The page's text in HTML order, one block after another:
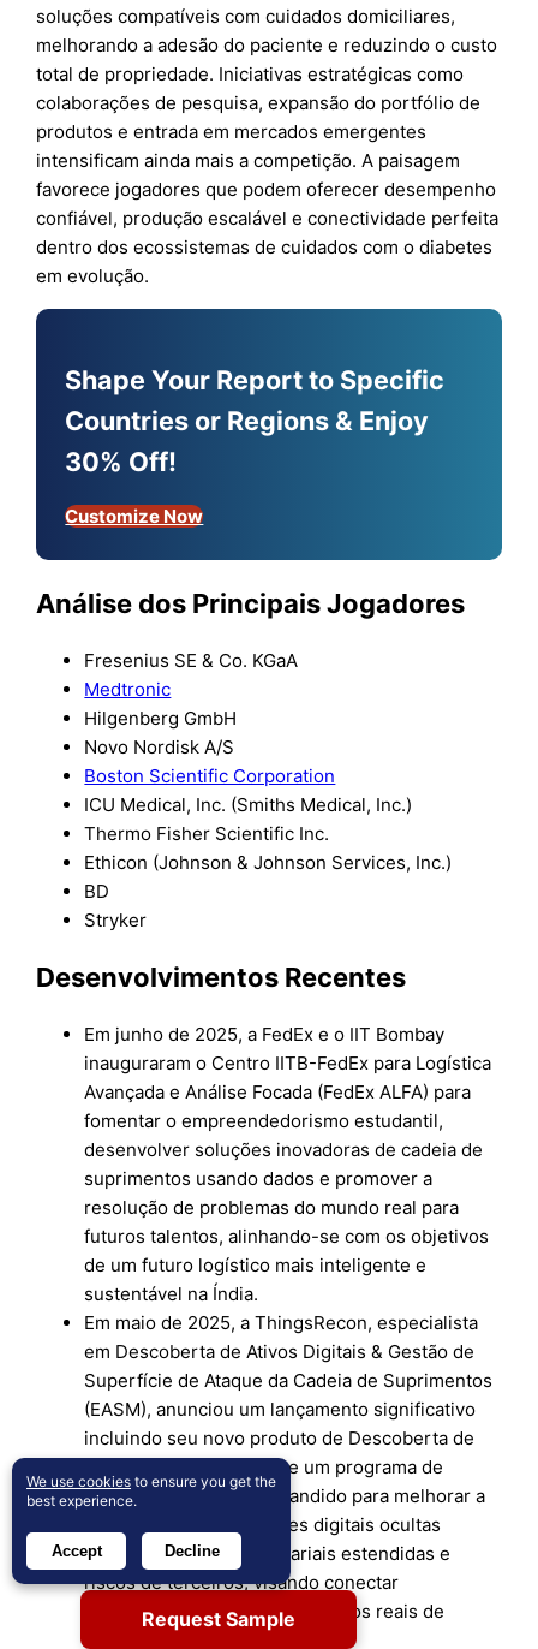
soluções compatíveis com cuidados domiciliares,
melhorando a adesão do paciente e reduzindo o custo
total de propriedade. Iniciativas estratégicas como
colaborações de pesquisa, expansão do portfólio de
produtos e entrada em mercados emergentes
intensificam ainda mais a competição. A paisagem
favorece jogadores que podem oferecer desempenho
confiável, produção escalável e conectividade perfeita
dentro dos ecossistemas de cuidados com o diabetes
em evolução.
Shape Your Report to Specific
Countries or Regions & Enjoy
30% Off!
Customize Now
Análise dos Principais Jogadores
Fresenius SE & Co. KGaA
Medtronic
Hilgenberg GmbH
Novo Nordisk A/S
Boston Scientific Corporation
ICU Medical, Inc. (Smiths Medical, Inc.)
Thermo Fisher Scientific Inc.
Ethicon (Johnson & Johnson Services, Inc.)
BD
Stryker
Desenvolvimentos Recentes
Em junho de 2025, a FedEx e o IIT Bombay
inauguraram o Centro IITB-FedEx para Logística
Avançada e Análise Focada (FedEx ALFA) para
fomentar o empreendedorismo estudantil,
desenvolver soluções inovadoras de cadeia de
suprimentos usando dados e promover a
resolução de problemas do mundo real para
futuros talentos, alinhando-se com os objetivos
de um futuro logístico mais inteligente e
sustentável na Índia.
Em maio de 2025, a ThingsRecon, especialista
em Descoberta de Ativos Digitais & Gestão de
Superfície de Ataque da Cadeia de Suprimentos
(EASM), anunciou um lançamento significativo
incluindo seu novo produto de Descoberta de
Cadeia de Suprimentos e um programa de
parceria estratégica expandido para melhorar a
visibilidade de exposições digitais ocultas
dentro de redes empresariais estendidas e
riscos de terceiros, visando conectar
vulnerabilidades técnicas a riscos reais de
Request Sample
We use cookies to ensure you get the
best experience.
Accept Decline